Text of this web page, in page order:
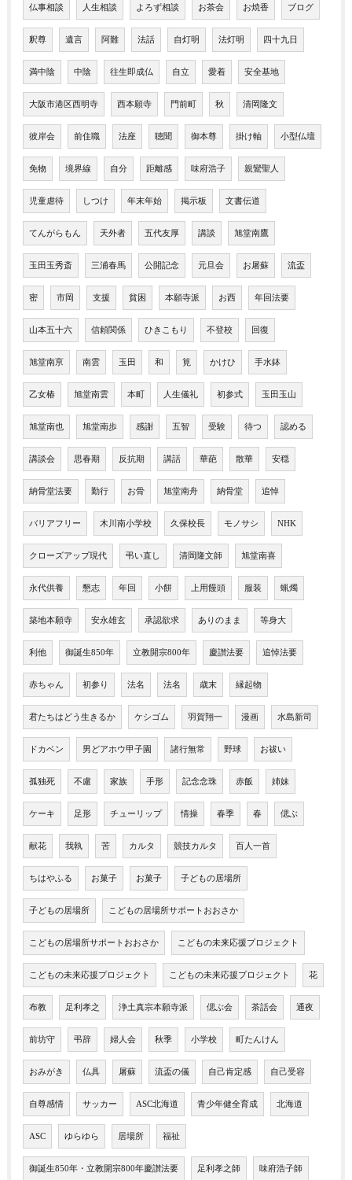
仏事相談 人生相談 よろず相談 お茶会 お焼香 ブログ
釈尊 遺言 阿難 法話 自灯明 法灯明 四十九日
満中陰 中陰 往生即成仏 自立 愛着 安全基地
大阪市港区西明寺 西本願寺 門前町 秋 清岡隆文
彼岸会 前住職 法座 聴聞 御本尊 掛け軸 小型仏壇
免物 境界線 自分 距離感 味府浩子 親鸞聖人
児童虐待 しつけ 年末年始 掲示板 文書伝道
てんがらもん 天外者 五代友厚 講談 旭堂南鷹
玉田玉秀斎 三浦春馬 公開記念 元旦会 お屠蘇 流盃
密 市岡 支援 貧困 本願寺派 お西 年回法要
山本五十六 信頼関係 ひきこもり 不登校 回復
旭堂南亰 南雲 玉田 和 筧 かけひ 手水鉢
乙女椿 旭堂南雲 本町 人生儀礼 初参式 玉田玉山
旭堂南也 旭堂南歩 感謝 五智 受験 待つ 認める
講談会 思春期 反抗期 講話 華葩 散華 安穏
納骨堂法要 勤行 お骨 旭堂南舟 納骨堂 追悼
バリアフリー 木川南小学校 久保校長 モノサシ NHK
クローズアップ現代 弔い直し 清岡隆文師 旭堂南喜
永代供養 懇志 年回 小餅 上用饅頭 服装 蝋燭
築地本願寺 安永雄玄 承認欲求 ありのまま 等身大
利他 御誕生850年 立教開宗800年 慶讃法要 追悼法要
赤ちゃん 初参り 法名 法名 歳末 縁起物
君たちはどう生きるか ケシゴム 羽賀翔一 漫画 水島新司
ドカベン 男どアホウ甲子園 諸行無常 野球 お祓い
孤独死 不慮 家族 手形 記念念珠 赤飯 姉妹
ケーキ 足形 チューリップ 情操 春季 春 偲ぶ
献花 我執 苦 カルタ 競技カルタ 百人一首
ちはやふる お菓子 お菓子 子どもの居場所
子どもの居場所 こどもの居場所サポートおおさか
こどもの居場所サポートおおさか こどもの未来応援プロジェクト
こどもの未来応援プロジェクト こどもの未来応援プロジェクト 花
布教 足利孝之 浄土真宗本願寺派 偲ぶ会 茶話会 通夜
前坊守 弔辞 婦人会 秋季 小学校 町たんけん
おみがき 仏具 屠蘇 流盃の儀 自己肯定感 自己受容
自尊感情 サッカー ASC北海道 青少年健全育成 北海道
ASC ゆらゆら 居場所 福祉
御誕生850年・立教開宗800年慶讃法要 足利孝之師 味府浩子師